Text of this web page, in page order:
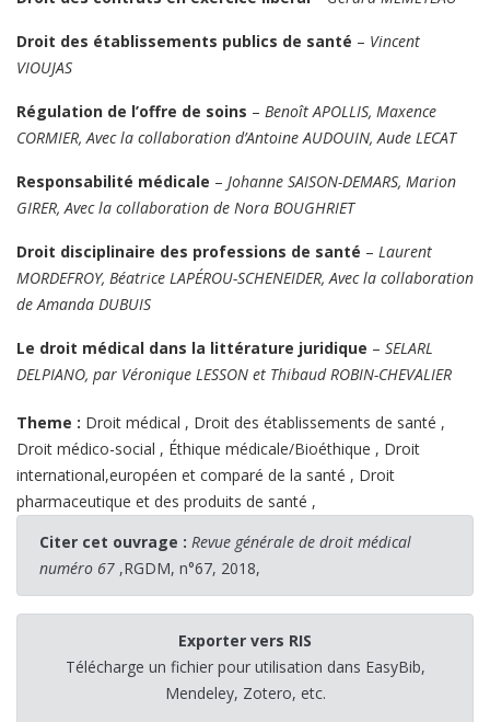
Droit des établissements publics de santé – Vincent
VIOUJAS
Régulation de l’offre de soins – Benoît APOLLIS, Maxence
CORMIER, Avec la collaboration d’Antoine AUDOUIN, Aude LECAT
Responsabilité médicale – Johanne SAISON-DEMARS, Marion
GIRER, Avec la collaboration de Nora BOUGHRIET
Droit disciplinaire des professions de santé – Laurent
MORDEFROY, Béatrice LAPÉROU-SCHENEIDER, Avec la collaboration
de Amanda DUBUIS
Le droit médical dans la littérature juridique – SELARL
DELPIANO, par Véronique LESSON et Thibaud ROBIN-CHEVALIER
Theme : Droit médical , Droit des établissements de santé ,
Droit médico-social , Éthique médicale/Bioéthique , Droit
international,européen et comparé de la santé , Droit
pharmaceutique et des produits de santé ,
Citer cet ouvrage : Revue générale de droit médical
numéro 67 ,RGDM, n°67, 2018,
Exporter vers RIS
Télécharge un fichier pour utilisation dans EasyBib,
Mendeley, Zotero, etc.